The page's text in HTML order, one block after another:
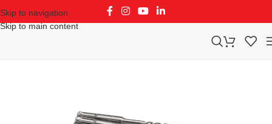
Skip to navigation
Skip to main content